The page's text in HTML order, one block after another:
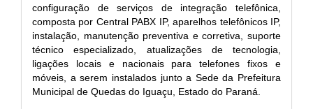
configuração de serviços de integração telefônica,
composta por Central PABX IP, aparelhos telefônicos IP,
instalação, manutenção preventiva e corretiva, suporte
técnico especializado, atualizações de tecnologia,
ligações locais e nacionais para telefones fixos e
móveis, a serem instalados junto a Sede da Prefeitura
Municipal de Quedas do Iguaçu, Estado do Paraná.